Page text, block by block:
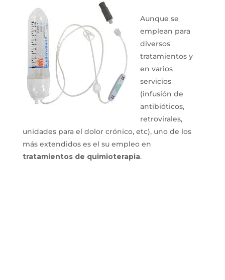
Aunque se
emplean para
diversos
tratamientos y
en varios
servicios
(infusión de
antibióticos,
retrovirales,
unidades para el dolor crónico, etc), uno de los
más extendidos es el su empleo en
tratamientos de quimioterapia.